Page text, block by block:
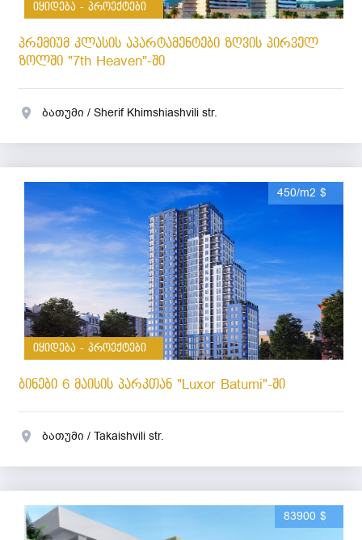
იყიდება - პროექტები
პრემიუმ კლასის აპარტამენტები ზღვის პირველ
ზოლში "7th Heaven"-ში
ბათუმი / Sherif Khimshiashvili str.
450/m2 $
იყიდება - პროექტები
ბინები 6 მაისის პარკთან "Luxor Batumi"-ში
ბათუმი / Takaishvili str.
83900 $